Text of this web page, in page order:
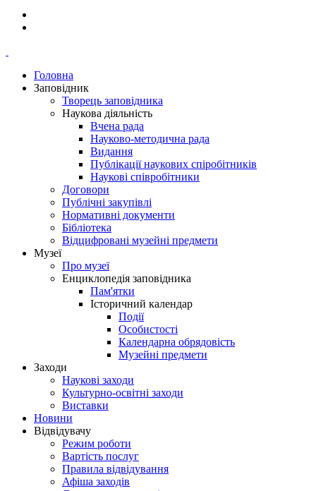
Головна
Заповідник
Творець заповідника
Наукова діяльність
Вчена рада
Науково-методична рада
Видання
Публікації наукових спіробітників
Наукові співробітники
Договори
Публічні закупівлі
Нормативні документи
Бібліотека
Відцифровані музейні предмети
Музеї
Про музеї
Енциклопедія заповідника
Пам'ятки
Історичний календар
Події
Особистості
Календарна обрядовість
Музейні предмети
Заходи
Наукові заходи
Культурно-освітні заходи
Виставки
Новини
Відвідувачу
Режим роботи
Вартість послуг
Правила відвідування
Афіша заходів